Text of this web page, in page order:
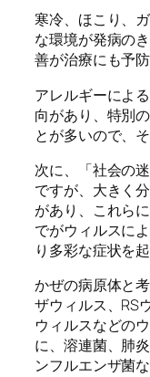
寒冷、ほこり、
な環境が発病の
善が治療にも予
アレルギーによ
向があり、特別
とが多いので、
次に、「社会の
ですが、大きく
があり、これら
でがウィルスに
り多彩な症状を
かぜの病原体と
ザウィルス、RS
ウィルスなどの
に、溶連菌、肺
ンフルエンザ菌